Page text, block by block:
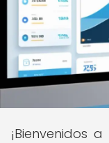
¡Bienvenidos a